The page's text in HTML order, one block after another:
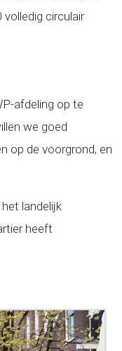
circulair
afdeling op te
we goed
op de voorgrond, en
landelijk
heeft